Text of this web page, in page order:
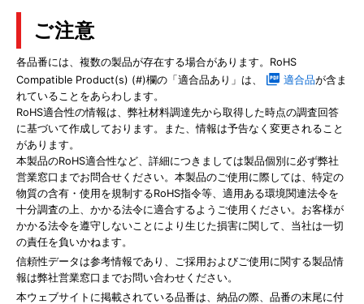
ご注意
各品番には、複数の製品が存在する場合があります。RoHS
Compatible Product(s) (#)欄の「適合品あり」は、
適合品が含ま
れていることをあらわします。
RoHS適合性の情報は、弊社材料調達先から取得した時点の調査回答
に基づいて作成しております。また、情報は予告なく変更されること
があります。
本製品のRoHS適合性など、詳細につきましては製品個別に必ず弊社
営業窓口までお問合せください。本製品のご使用に際しては、特定の
物質の含有・使用を規制するRoHS指令等、適用ある環境関連法令を
十分調査の上、かかる法令に適合するようご使用ください。お客様が
かかる法令を遵守しないことにより生じた損害に関して、当社は一切
の責任を負いかねます。
信頼性データは参考情報であり、ご採用およびご使用に関する製品情
報は弊社営業窓口までお問い合わせください。
本ウェブサイトに掲載されている品番は、納品の際、品番の末尾に付